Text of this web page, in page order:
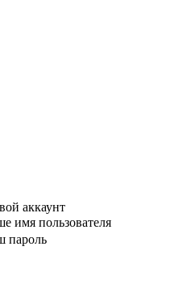
аккаунт
имя пользователя
пароль